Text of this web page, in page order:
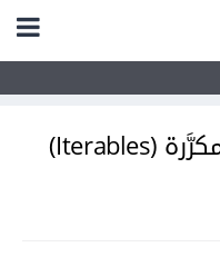
الكائنات المكرَّرة (Iterables)